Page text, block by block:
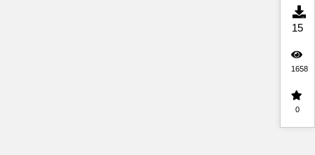
15
1658
0